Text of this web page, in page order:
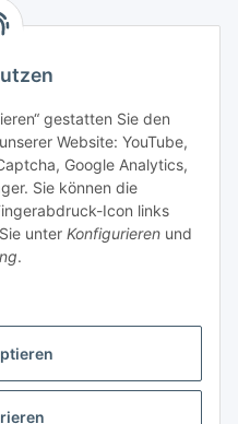
gestatten Sie den
Website: YouTube,
Google Analytics,
Sie können die
Icon links
unter Konfigurieren und
.